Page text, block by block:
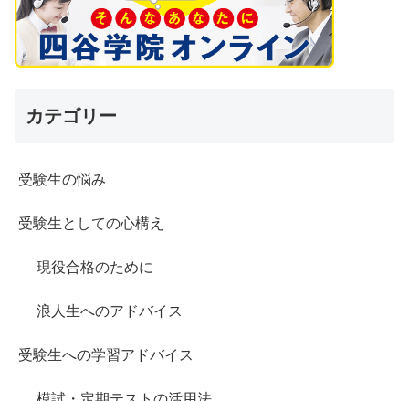
カテゴリー
受験生の悩み
受験生としての心構え
現役合格のために
浪人生へのアドバイス
受験生への学習アドバイス